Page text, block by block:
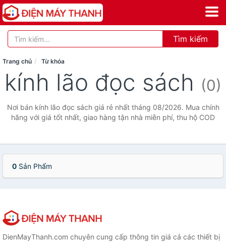
Tìm kiếm
Trang chủ Từ khóa
kính lão đọc sách (0)
Nơi bán kính lão đọc sách giá rẻ nhất tháng 08/2026. Mua chính
hãng với giá tốt nhất, giao hàng tận nhà miễn phí, thu hộ COD
0 Sản Phẩm
DienMayThanh.com chuyên cung cấp thông tin giá cả các thiết bị